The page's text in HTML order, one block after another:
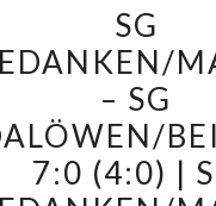
–
SG
II
7:0
SG
– SG
7:0 (4:0) |